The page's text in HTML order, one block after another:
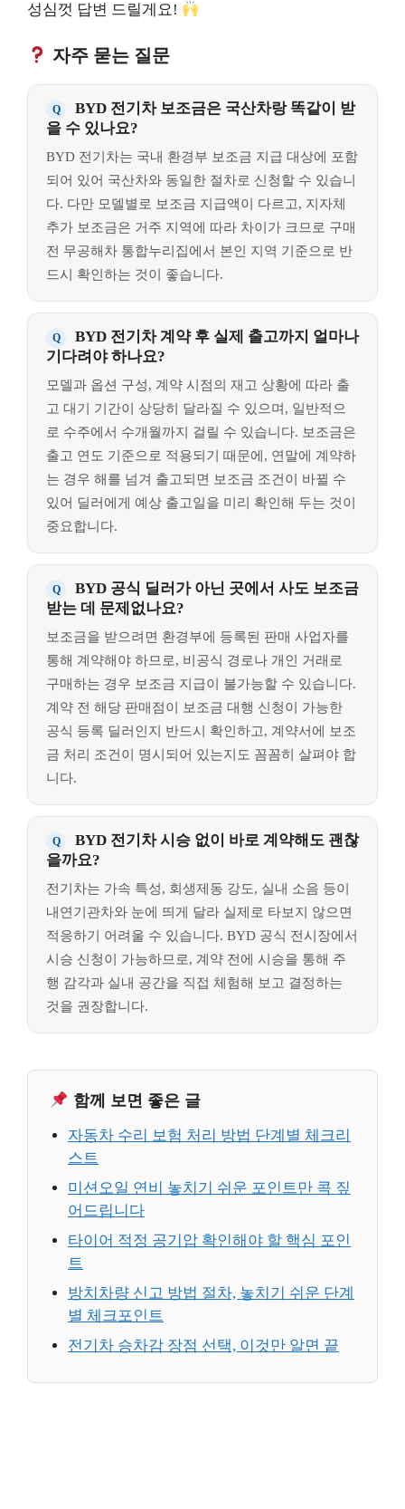
성심껏 답변 드릴게요!
자주 묻는 질문
BYD 전기차 보조금은 국산차랑 똑같이 받
을 수 있나요?
BYD 전기차는 국내 환경부 보조금 지급 대상에 포함
되어 있어 국산차와 동일한 절차로 신청할 수 있습니
다. 다만 모델별로 보조금 지급액이 다르고, 지자체
추가 보조금은 거주 지역에 따라 차이가 크므로 구매
전 무공해차 통합누리집에서 본인 지역 기준으로 반
드시 확인하는 것이 좋습니다.
BYD 전기차 계약 후 실제 출고까지 얼마나
기다려야 하나요?
모델과 옵션 구성, 계약 시점의 재고 상황에 따라 출
고 대기 기간이 상당히 달라질 수 있으며, 일반적으
로 수주에서 수개월까지 걸릴 수 있습니다. 보조금은
출고 연도 기준으로 적용되기 때문에, 연말에 계약하
는 경우 해를 넘겨 출고되면 보조금 조건이 바뀔 수
있어 딜러에게 예상 출고일을 미리 확인해 두는 것이
중요합니다.
BYD 공식 딜러가 아닌 곳에서 사도 보조금
받는 데 문제없나요?
보조금을 받으려면 환경부에 등록된 판매 사업자를
통해 계약해야 하므로, 비공식 경로나 개인 거래로
구매하는 경우 보조금 지급이 불가능할 수 있습니다.
계약 전 해당 판매점이 보조금 대행 신청이 가능한
공식 등록 딜러인지 반드시 확인하고, 계약서에 보조
금 처리 조건이 명시되어 있는지도 꼼꼼히 살펴야 합
니다.
BYD 전기차 시승 없이 바로 계약해도 괜찮
을까요?
전기차는 가속 특성, 회생제동 강도, 실내 소음 등이
내연기관차와 눈에 띄게 달라 실제로 타보지 않으면
적응하기 어려울 수 있습니다. BYD 공식 전시장에서
시승 신청이 가능하므로, 계약 전에 시승을 통해 주
행 감각과 실내 공간을 직접 체험해 보고 결정하는
것을 권장합니다.
함께 보면 좋은 글
자동차 수리 보험 처리 방법 단계별 체크리
스트
미션오일 연비 놓치기 쉬운 포인트만 콕 짚
어드립니다
타이어 적정 공기압 확인해야 할 핵심 포인
트
방치차량 신고 방법 절차, 놓치기 쉬운 단계
별 체크포인트
전기차 승차감 장점 선택, 이것만 알면 끝